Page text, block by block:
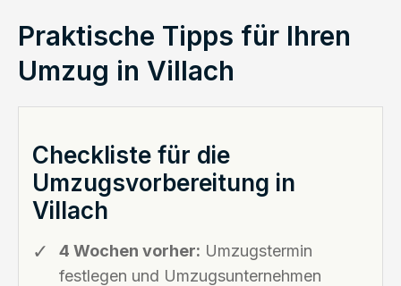
Praktische Tipps für Ihren
Umzug in Villach
Checkliste für die
Umzugsvorbereitung in
Villach
4 Wochen vorher: Umzugstermin
festlegen und Umzugsunternehmen